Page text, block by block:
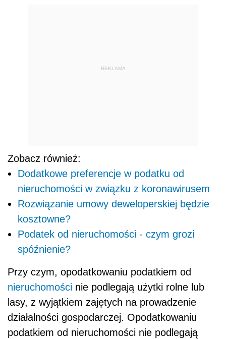
REKLAMA
Zobacz również:
Dodatkowe preferencje w podatku od
nieruchomości w związku z koronawirusem
Rozwiązanie umowy deweloperskiej będzie
kosztowne?
Podatek od nieruchomości - czym grozi
spóźnienie?
Przy czym, opodatkowaniu podatkiem od
nieruchomości nie podlegają użytki rolne lub
lasy, z wyjątkiem zajętych na prowadzenie
działalności gospodarczej. Opodatkowaniu
podatkiem od nieruchomości nie podlegają